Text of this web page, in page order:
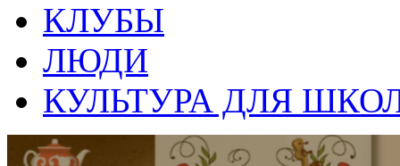
КЛУБЫ
ЛЮДИ
КУЛЬТУРА ДЛЯ